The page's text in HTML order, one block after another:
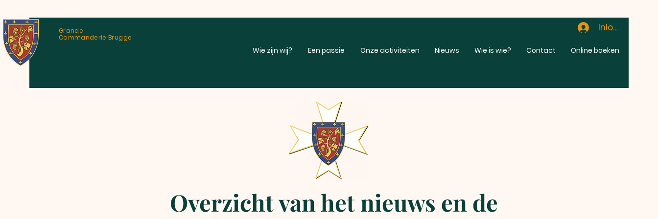
Grande
Commanderie Brugge
Inloggen
Wie zijn wij? Een passie Onze activiteiten Nieuws Wie is wie? Contact Online boeken
Overzicht van het nieuws en de